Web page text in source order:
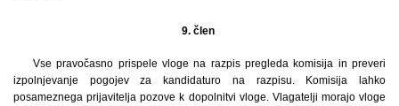
9. člen
Vse pravočasno prispele vloge na razpis pregleda komisija in preveri
izpolnjevanje pogojev za kandidaturo na razpisu. Komisija lahko
posameznega prijavitelja pozove k dopolnitvi vloge. Vlagatelji morajo vloge